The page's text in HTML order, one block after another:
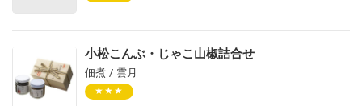
小松こんぶ・じゃこ山椒詰合せ
佃煮 / 雲月
★★★